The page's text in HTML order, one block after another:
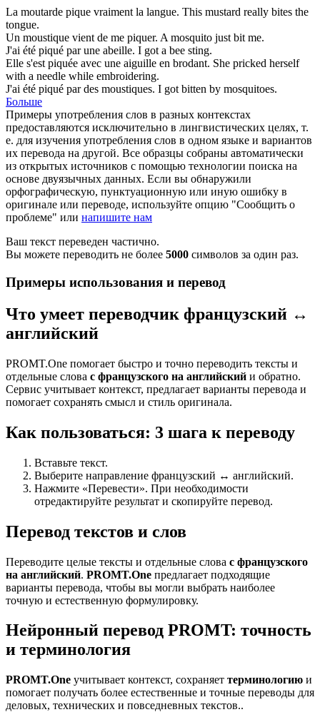
La moutarde pique vraiment la langue. This mustard really bites the
tongue.
Un moustique vient de me piquer. A mosquito just bit me.
J'ai été piqué par une abeille. I got a bee sting.
Elle s'est piquée avec une aiguille en brodant. She pricked herself
with a needle while embroidering.
J'ai été piqué par des moustiques. I got bitten by mosquitoes.
Больше
Примеры употребления слов в разных контекстах
предоставляются исключительно в лингвистических целях, т.
е. для изучения употребления слов в одном языке и вариантов
их перевода на другой. Все образцы собраны автоматически
из открытых источников с помощью технологии поиска на
основе двуязычных данных. Если вы обнаружили
орфографическую, пунктуационную или иную ошибку в
оригинале или переводе, используйте опцию "Сообщить о
проблеме" или напишите нам
Ваш текст переведен частично.
Вы можете переводить не более 5000 символов за один раз.
Примеры использования и перевод
Что умеет переводчик французский ↔
английский
PROMT.One помогает быстро и точно переводить тексты и
отдельные слова с французского на английский и обратно.
Сервис учитывает контекст, предлагает варианты перевода и
помогает сохранять смысл и стиль оригинала.
Как пользоваться: 3 шага к переводу
Вставьте текст.
Выберите направление французский ↔ английский.
Нажмите «Перевести». При необходимости
отредактируйте результат и скопируйте перевод.
Перевод текстов и слов
Переводите целые тексты и отдельные слова с французского
на английский. PROMT.One предлагает подходящие
варианты перевода, чтобы вы могли выбрать наиболее
точную и естественную формулировку.
Нейронный перевод PROMT: точность
и терминология
PROMT.One учитывает контекст, сохраняет терминологию и
помогает получать более естественные и точные переводы для
деловых, технических и повседневных текстов..